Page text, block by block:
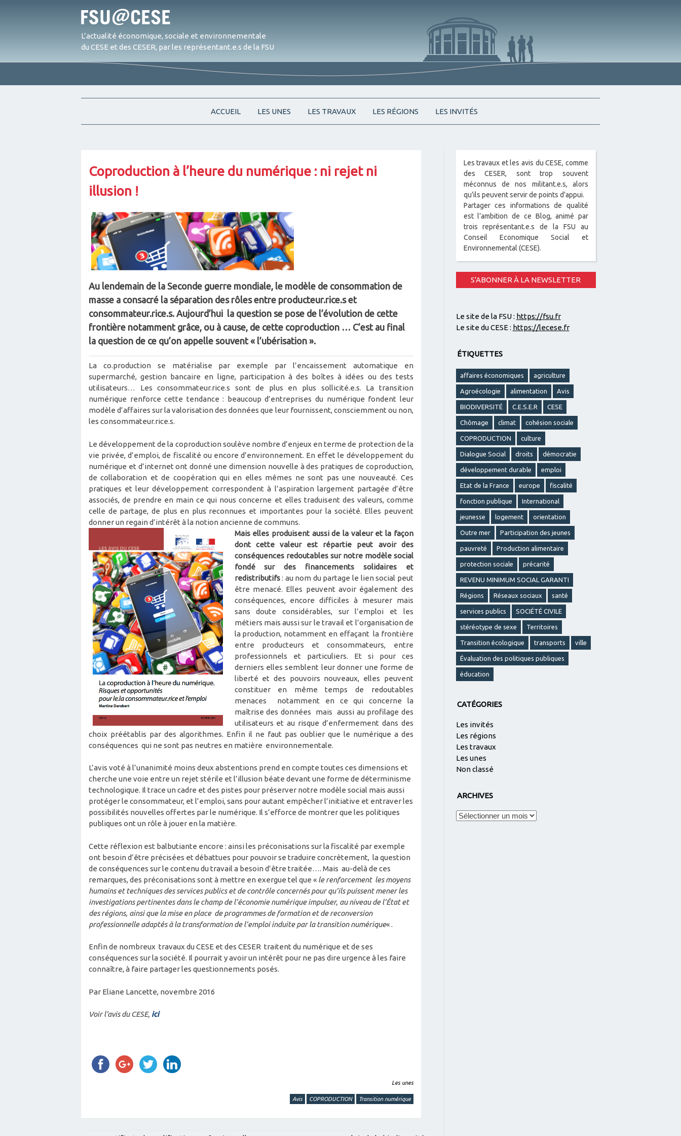
L’actualité économique, sociale et environnementale
du CESE et des CESER, par les représentant.e.s de la FSU
to
ACCUEIL LES UNES LES TRAVAUX LES RÉGIONS LES INVITÉS
Les travaux et les avis du CESE, comme
des CESER, sont trop souvent
méconnus de nos militant.e.s, alors
qu’ils peuvent servir de points d’appui.
Partager ces informations de qualité
est l’ambition de ce Blog, animé par
trois représentant.e.s de la FSU au
Conseil Economique Social et
Environnemental (CESE).
S'ABONNER À LA NEWSLETTER
Le site de la FSU : https://fsu.fr
Le site du CESE : https://lecese.fr
ÉTIQUETTES
affaires économiques agriculture
Agroécologie alimentation Avis
BIODIVERSITÉ C.E.S.E.R CESE
Chômage climat cohésion sociale
COPRODUCTION culture
Dialogue Social droits démocratie
développement durable emploi
Etat de la France europe fiscalité
fonction publique International
jeunesse logement orientation
Outre mer Participation des jeunes
pauvreté Production alimentaire
protection sociale précarité
REVENU MINIMUM SOCIAL GARANTI
Régions Réseaux sociaux santé
services publics SOCIÉTÉ CIVILE
stéréotype de sexe Territoires
Transition écologique transports ville
Évaluation des politiques publiques
éducation
CATÉGORIES
Les invités
Les régions
Les travaux
Les unes
Non classé
ARCHIVES
Archives
Coproduction à l’heure du numérique : ni rejet ni
illusion !
Au lendemain de la Seconde guerre mondiale, le modèle de consommation de
masse a consacré la séparation des rôles entre producteur.rice.s et
consommateur.rice.s. Aujourd’hui la question se pose de l’évolution de cette
frontière notamment grâce, ou à cause, de cette coproduction … C’est au final
la question de ce qu’on appelle souvent « l’ubérisation ».
La co.production se matérialise par exemple par l’encaissement automatique en
supermarché, gestion bancaire en ligne, participation à des boîtes à idées ou des tests
utilisateurs… Les consommateur.rice.s sont de plus en plus sollicité.e.s. La transition
numérique renforce cette tendance : beaucoup d’entreprises du numérique fondent leur
modèle d’affaires sur la valorisation des données que leur fournissent, consciemment ou non,
les consommateur.rice.s.
Le développement de la coproduction soulève nombre d’enjeux en terme de protection de la
vie privée, d’emploi, de fiscalité ou encore d’environnement. En effet le développement du
numérique et d’internet ont donné une dimension nouvelle à des pratiques de coproduction,
de collaboration et de coopération qui en elles mêmes ne sont pas une nouveauté. Ces
pratiques et leur développement correspondent à l’aspiration largement partagée d’être
associés, de prendre en main ce qui nous concerne et elles traduisent des valeurs, comme
celle de partage, de plus en plus reconnues et importantes pour la société. Elles peuvent
donner un regain d’intérêt à la notion ancienne de communs.
Mais elles produisent aussi de la valeur et la façon
dont cette valeur est répartie peut avoir des
conséquences redoutables sur notre modèle social
fondé sur des financements solidaires et
redistributifs: au nom du partage le lien social peut
être menacé. Elles peuvent avoir également des
conséquences, encore difficiles à mesurer mais
sans doute considérables, sur l’emploi et les
métiers mais aussi sur le travail et l’organisation de
la production, notamment en effaçant la frontière
entre producteurs et consommateurs, entre
professionnels et particuliers. Et si pour ces
derniers elles semblent leur donner une forme de
liberté et des pouvoirs nouveaux, elles peuvent
constituer en même temps de redoutables
menaces notamment en ce qui concerne la
maîtrise des données mais aussi au profilage des
utilisateurs et au risque d’enfermement dans des
choix préétablis par des algorithmes. Enfin il ne faut pas oublier que le numérique a des
conséquences qui ne sont pas neutres en matière environnementale.
L’avis voté à l’unanimité moins deux abstentions prend en compte toutes ces dimensions et
cherche une voie entre un rejet stérile et l’illusion béate devant une forme de déterminisme
technologique. Il trace un cadre et des pistes pour préserver notre modèle social mais aussi
protéger le consommateur, et l’emploi, sans pour autant empêcher l’initiative et entraver les
possibilités nouvelles offertes par le numérique. Il s’efforce de montrer que les politiques
publiques ont un rôle à jouer en la matière.
Cette réflexion est balbutiante encore : ainsi les préconisations sur la fiscalité par exemple
ont besoin d’être précisées et débattues pour pouvoir se traduire concrètement, la question
de conséquences sur le contenu du travail a besoin d’être traitée…. Mais au-delà de ces
remarques, des préconisations sont à mettre en exergue tel que « le renforcement les moyens
humains et techniques des services publics et de contrôle concernés pour qu’ils puissent mener les
investigations pertinentes dans le champ de l’économie numérique impulser, au niveau de l’État et
des régions, ainsi que la mise en place de programmes de formation et de reconversion
professionnelle adaptés à la transformation de l’emploi induite par la transition numérique« .
Enfin de nombreux travaux du CESE et des CESER traitent du numérique et de ses
conséquences sur la société. Il pourrait y avoir un intérêt pour ne pas dire urgence à les faire
connaître, à faire partager les questionnements posés.
Par Eliane Lancette, novembre 2016
Voir l’avis du CESE, ici
Les unes
Avis COPRODUCTION Transition numérique